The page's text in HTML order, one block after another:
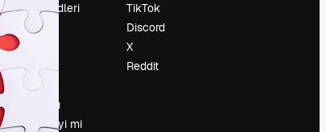
Arama trendleri
Blog
Olaylar
Slidesgo
İçerik satışı
Basın odası
Magnific.ai’yi mi
TikTok
Discord
X
Reddit